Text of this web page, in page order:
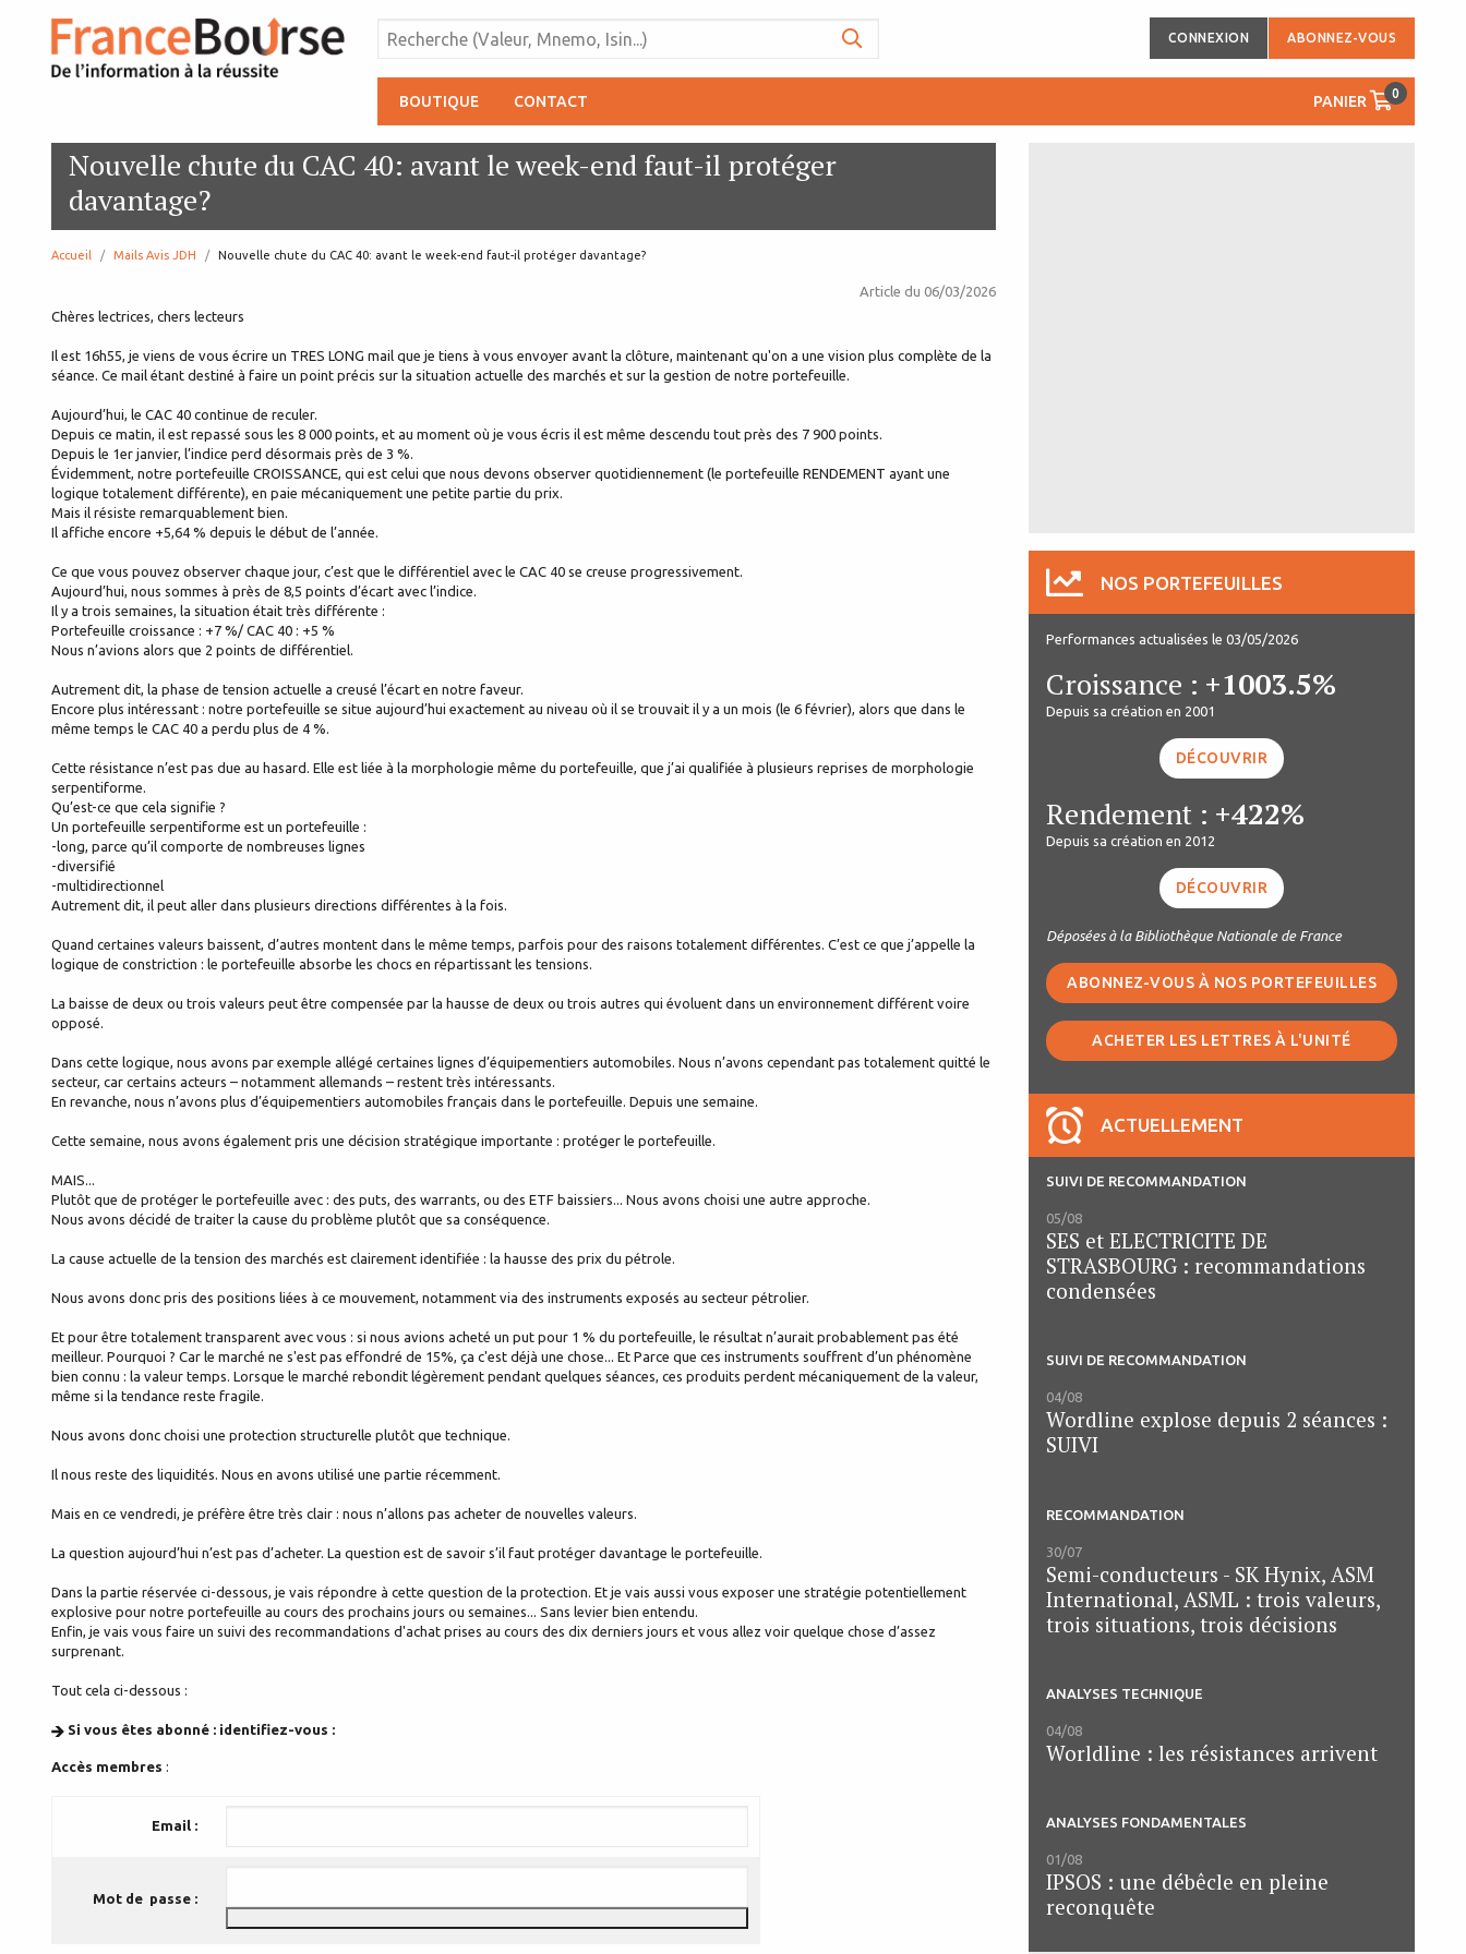
CONNEXION ABONNEZ-VOUS
BOUTIQUE CONTACT PANIER 0
Nouvelle chute du CAC 40: avant le week-end faut-il protéger
davantage?
Accueil Mails Avis JDH page:
Nouvelle chute du CAC 40: avant le week-end faut-il protéger davantage?
Article du 06/03/2026
Chères lectrices, chers lecteurs
Il est 16h55, je viens de vous écrire un TRES LONG mail que je tiens à vous envoyer avant la clôture, maintenant qu'on a une vision plus complète de la
séance. Ce mail étant destiné à faire un point précis sur la situation actuelle des marchés et sur la gestion de notre portefeuille.
Aujourd’hui, le CAC 40 continue de reculer.
Depuis ce matin, il est repassé sous les 8 000 points, et au moment où je vous écris il est même descendu tout près des 7 900 points.
Depuis le 1er janvier, l’indice perd désormais près de 3 %.
Évidemment, notre portefeuille CROISSANCE, qui est celui que nous devons observer quotidiennement (le portefeuille RENDEMENT ayant une
logique totalement différente), en paie mécaniquement une petite partie du prix.
Mais il résiste remarquablement bien.
Il affiche encore +5,64 % depuis le début de l’année.
Ce que vous pouvez observer chaque jour, c’est que le différentiel avec le CAC 40 se creuse progressivement.
Aujourd’hui, nous sommes à près de 8,5 points d’écart avec l’indice.
Il y a trois semaines, la situation était très différente :
Portefeuille croissance : +7 %/ CAC 40 : +5 %
Nous n’avions alors que 2 points de différentiel.
Autrement dit, la phase de tension actuelle a creusé l’écart en notre faveur.
Encore plus intéressant : notre portefeuille se situe aujourd’hui exactement au niveau où il se trouvait il y a un mois (le 6 février), alors que dans le
même temps le CAC 40 a perdu plus de 4 %.
Cette résistance n’est pas due au hasard. Elle est liée à la morphologie même du portefeuille, que j’ai qualifiée à plusieurs reprises de morphologie
serpentiforme.
Qu’est-ce que cela signifie ?
Un portefeuille serpentiforme est un portefeuille :
-long, parce qu’il comporte de nombreuses lignes
-diversifié
-multidirectionnel
Autrement dit, il peut aller dans plusieurs directions différentes à la fois.
Quand certaines valeurs baissent, d’autres montent dans le même temps, parfois pour des raisons totalement différentes. C’est ce que j’appelle la
logique de constriction : le portefeuille absorbe les chocs en répartissant les tensions.
La baisse de deux ou trois valeurs peut être compensée par la hausse de deux ou trois autres qui évoluent dans un environnement différent voire
opposé.
Dans cette logique, nous avons par exemple allégé certaines lignes d’équipementiers automobiles. Nous n’avons cependant pas totalement quitté le
secteur, car certains acteurs – notamment allemands – restent très intéressants.
En revanche, nous n’avons plus d’équipementiers automobiles français dans le portefeuille. Depuis une semaine.
Cette semaine, nous avons également pris une décision stratégique importante : protéger le portefeuille.
MAIS...
Plutôt que de protéger le portefeuille avec : des puts, des warrants, ou des ETF baissiers... Nous avons choisi une autre approche.
Nous avons décidé de traiter la cause du problème plutôt que sa conséquence.
La cause actuelle de la tension des marchés est clairement identifiée : la hausse des prix du pétrole.
Nous avons donc pris des positions liées à ce mouvement, notamment via des instruments exposés au secteur pétrolier.
Et pour être totalement transparent avec vous : si nous avions acheté un put pour 1 % du portefeuille, le résultat n’aurait probablement pas été
meilleur. Pourquoi ? Car le marché ne s'est pas effondré de 15%, ça c'est déjà une chose... Et Parce que ces instruments souffrent d’un phénomène
bien connu : la valeur temps. Lorsque le marché rebondit légèrement pendant quelques séances, ces produits perdent mécaniquement de la valeur,
même si la tendance reste fragile.
Nous avons donc choisi une protection structurelle plutôt que technique.
Il nous reste des liquidités. Nous en avons utilisé une partie récemment.
Mais en ce vendredi, je préfère être très clair : nous n’allons pas acheter de nouvelles valeurs.
La question aujourd’hui n’est pas d’acheter. La question est de savoir s’il faut protéger davantage le portefeuille.
Dans la partie réservée ci-dessous, je vais répondre à cette question de la protection. Et je vais aussi vous exposer une stratégie potentiellement
explosive pour notre portefeuille au cours des prochains jours ou semaines... Sans levier bien entendu.
Enfin, je vais vous faire un suivi des recommandations d'achat prises au cours des dix derniers jours et vous allez voir quelque chose d’assez
surprenant.
Tout cela ci-dessous :
Si vous êtes abonné : identifiez-vous :
Accès membres :
Email :
Mot de passe :
NOS PORTEFEUILLES
Performances actualisées le 03/05/2026
Croissance : +1003.5%
Depuis sa création en 2001
DÉCOUVRIR
Rendement : +422%
Depuis sa création en 2012
DÉCOUVRIR
Déposées à la Bibliothèque Nationale de France
ABONNEZ-VOUS À NOS PORTEFEUILLES
ACHETER LES LETTRES À L'UNITÉ
ACTUELLEMENT
SUIVI DE RECOMMANDATION
05/08
SES et ELECTRICITE DE
STRASBOURG : recommandations
condensées
SUIVI DE RECOMMANDATION
04/08
Wordline explose depuis 2 séances :
SUIVI
RECOMMANDATION
30/07
Semi-conducteurs - SK Hynix, ASM
International, ASML : trois valeurs,
trois situations, trois décisions
ANALYSES TECHNIQUE
04/08
Worldline : les résistances arrivent
ANALYSES FONDAMENTALES
01/08
IPSOS : une débêcle en pleine
reconquête